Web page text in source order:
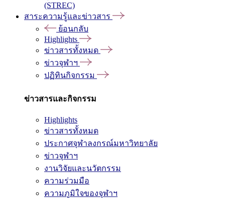
(STREC)
สาระความรู้และข่าวสาร
ย้อนกลับ
Highlights
ข่าวสารทั้งหมด
ข่าวจุฬาฯ
ปฏิทินกิจกรรม
ข่าวสารและกิจกรรม
Highlights
ข่าวสารทั้งหมด
ประกาศจุฬาลงกรณ์มหาวิทยาลัย
ข่าวจุฬาฯ
งานวิจัยและนวัตกรรม
ความร่วมมือ
ความภูมิใจของจุฬาฯ